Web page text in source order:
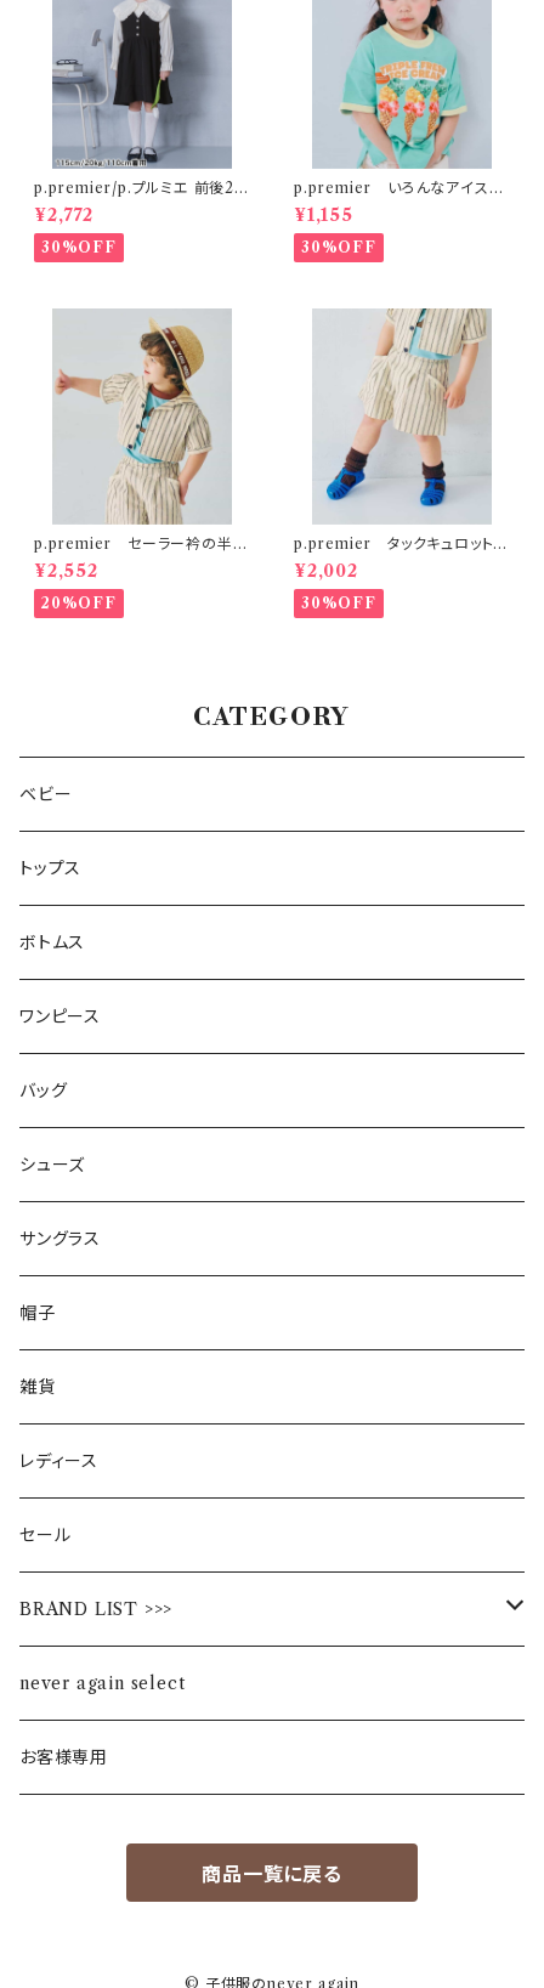
p.premier/p.プルミエ 前後2W
AYパールボタンジャンパースカ
ート
¥2,772
30%OFF
p.premier いろんなアイスち
ょーだいグラフィックリンガーT
シャツ ミント
¥1,155
30%OFF
p.premier セーラー衿の半袖
クロップドTシャツ
¥2,552
20%OFF
p.premier タックキュロットハ
ーフパンツ
¥2,002
30%OFF
CATEGORY
ベビー
トップス
ボトムス
ワンピース
バッグ
シューズ
サングラス
帽子
雑貨
レディース
セール
BRAND LIST >>>
ALL STAR
Alohaloha
never again select
お客様専用
商品一覧に戻る
© 子供服のnever again